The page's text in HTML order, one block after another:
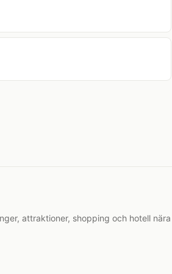
attraktioner, shopping och hotell nära